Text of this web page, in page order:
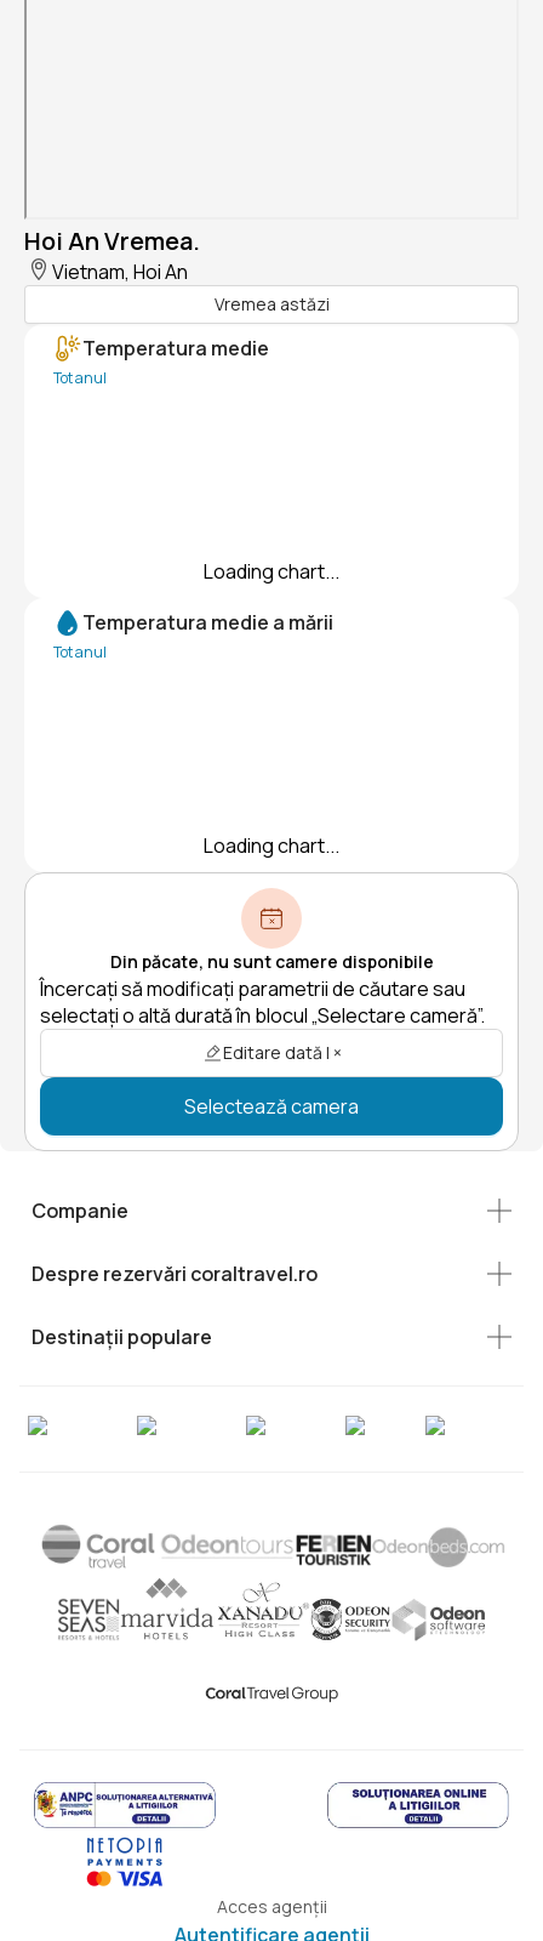
Hoi An Vremea.
Vietnam, Hoi An
Vremea astăzi
Temperatura medie
Tot anul
Loading chart...
Temperatura medie a mării
Tot anul
Loading chart...
Din păcate, nu sunt camere disponibile
Încercați să modificați parametrii de căutare sau
selectați o altă durată în blocul „Selectare cameră”.
Editare dată | ×
Selectează camera
Companie
Despre rezervări coraltravel.ro
Destinații populare
Acces agenții
Autentificare agenții